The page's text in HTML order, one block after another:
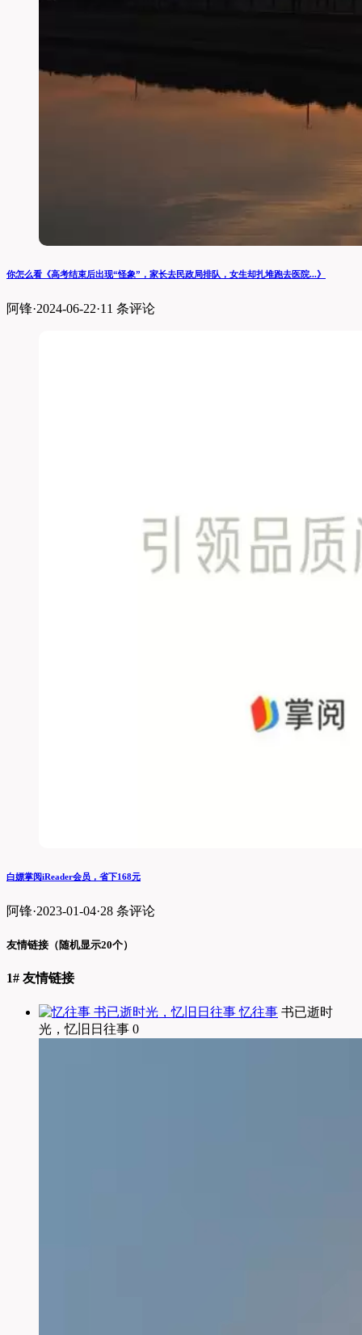
你怎么看《高考结束后出现“怪象”，家长去民政局排队，女生却扎堆跑去医院...》
阿锋·2024-06-22·11 条评论
白嫖掌阅iReader会员，省下168元
阿锋·2023-01-04·28 条评论
友情链接（随机显示20个）
1# 友情链接
忆往事 书已逝时
光，忆旧日往事 0